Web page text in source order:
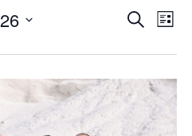
de
vues
Recherche
de
Liste